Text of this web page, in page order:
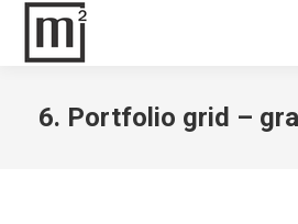
6. Portfolio grid –